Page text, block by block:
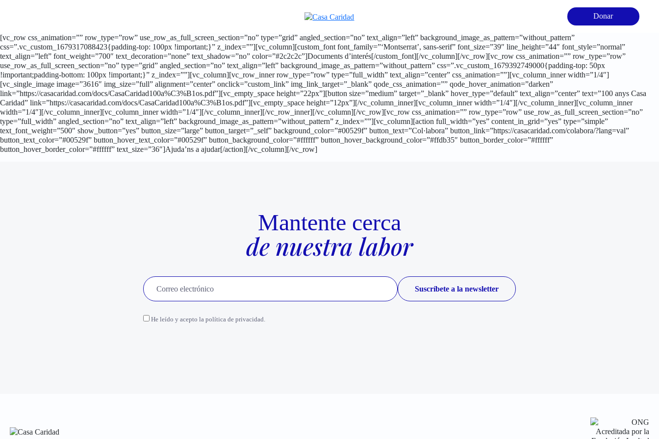
Donar
[vc_row css_animation=”” row_type=”row” use_row_as_full_screen_section=”no” type=”grid” angled_section=”no” text_align=”left” background_image_as_pattern=”without_pattern”
css=”.vc_custom_1679317088423{padding-top: 100px !important;}” z_index=””][vc_column][custom_font font_family=”‘Montserrat’, sans-serif” font_size=”39″ line_height=”44″ font_style=”normal”
text_align=”left” font_weight=”700″ text_decoration=”none” text_shadow=”no” color=”#2c2c2c”]Documents d’interés[/custom_font][/vc_column][/vc_row][vc_row css_animation=”” row_type=”row”
use_row_as_full_screen_section=”no” type=”grid” angled_section=”no” text_align=”left” background_image_as_pattern=”without_pattern” css=”.vc_custom_1679392749000{padding-top: 50px
!important;padding-bottom: 100px !important;}” z_index=””][vc_column][vc_row_inner row_type=”row” type=”full_width” text_align=”center” css_animation=””][vc_column_inner width=”1/4″]
[vc_single_image image=”3616″ img_size=”full” alignment=”center” onclick=”custom_link” img_link_target=”_blank” qode_css_animation=”” qode_hover_animation=”darken”
link=”https://casacaridad.com/docs/CasaCaridad100a%C3%B1os.pdf”][vc_empty_space height=”22px”][button size=”medium” target=”_blank” hover_type=”default” text_align=”center” text=”100 anys Casa
Caridad” link=”https://casacaridad.com/docs/CasaCaridad100a%C3%B1os.pdf”][vc_empty_space height=”12px”][/vc_column_inner][vc_column_inner width=”1/4″][/vc_column_inner][vc_column_inner
width=”1/4″][/vc_column_inner][vc_column_inner width=”1/4″][/vc_column_inner][/vc_row_inner][/vc_column][/vc_row][vc_row css_animation=”” row_type=”row” use_row_as_full_screen_section=”no”
type=”full_width” angled_section=”no” text_align=”left” background_image_as_pattern=”without_pattern” z_index=””][vc_column][action full_width=”yes” content_in_grid=”yes” type=”simple”
text_font_weight=”500″ show_button=”yes” button_size=”large” button_target=”_self” background_color=”#00529f” button_text=”Col·labora” button_link=”https://casacaridad.com/colabora/?lang=val”
button_text_color=”#00529f” button_hover_text_color=”#00529f” button_background_color=”#ffffff” button_hover_background_color=”#ffdb35″ button_border_color=”#ffffff”
button_hover_border_color=”#ffffff” text_size=”36″]Ajuda’ns a ajudar[/action][/vc_column][/vc_row]
Mantente cerca
de nuestra labor
He leído y acepto la política de privacidad.